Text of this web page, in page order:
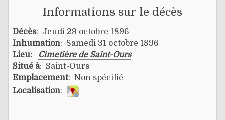
Informations sur le décès
Décès: Jeudi 29 octobre 1896
Inhumation: Samedi 31 octobre 1896
Lieu:
Cimetière de Saint-Ours
Situé à: Saint-Ours
Emplacement: Non spécifié
Localisation: